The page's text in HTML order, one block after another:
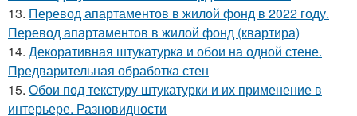
13. Перевод апартаментов в жилой фонд в 2022 году.
Перевод апартаментов в жилой фонд (квартира)
14. Декоративная штукатурка и обои на одной стене.
Предварительная обработка стен
15. Обои под текстуру штукатурки и их применение в
интерьере. Разновидности